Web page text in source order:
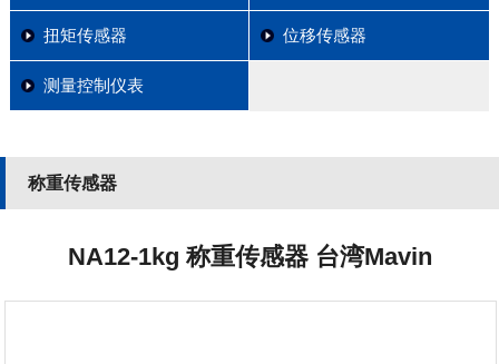
扭矩传感器 位移传感器
测量控制仪表
称重传感器
NA12-1kg 称重传感器 台湾Mavin